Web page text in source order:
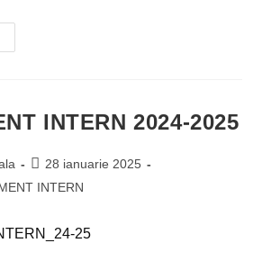
INTERN 2024-2025
28 ianuarie 2025
INTERN
25